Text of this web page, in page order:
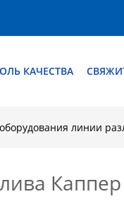
КАЧЕСТВА
линии
Каппер